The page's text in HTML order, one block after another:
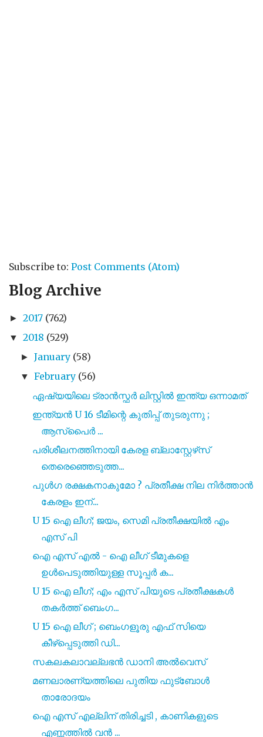
Subscribe to: Post Comments (Atom)
Blog Archive
► 2017 (762)
▼ 2018 (529)
►January (58)
▼ February (56)
ഏഷ്യയിലെ ട്രാൻസ്ഫർ ലിസ്റ്റിൽ ഇന്ത്യ ഒന്നാമത്
ഇന്ത്യൻ U 16 ടീമിന്റെ കുതിപ്പ് തുടരുന്നു ;
ആസ്പൈർ ...
പരിശീലനത്തിനായി കേരള ബ്ലാസ്റ്റേഴ്‌സ്
തെരെഞ്ഞെടുത്ത...
പുൾഗ രക്ഷകനാകുമോ ? പ്രതീക്ഷ നില നിർത്താൻ
കേരളം ഇന്...
U 15 ഐ ലീഗ്; ജയം, സെമി പ്രതീക്ഷയിൽ എം
എസ് പി
ഐ എസ് എൽ - ഐ ലീഗ് ടീമുകളെ
ഉൾപെടുത്തിയുള്ള സൂപ്പർ ക...
U 15 ഐ ലീഗ്; എം എസ് പിയുടെ പ്രതീക്ഷകൾ
തകർത്ത് ബെംഗ...
U 15 ഐ ലീഗ് ; ബെംഗളൂരു എഫ് സിയെ
കീഴ്‌പ്പെടുത്തി ഡി...
സകലകലാവല്ലഭൻ ഡാനി അൽവെസ്
മണലാരണ്യത്തിലെ പുതിയ ഫുട്ബോൾ
താരോദയം
ഐ എസ്‌ എല്ലിന് തിരിച്ചടി , കാണികളുടെ
എണ്ണത്തിൽ വൻ ...